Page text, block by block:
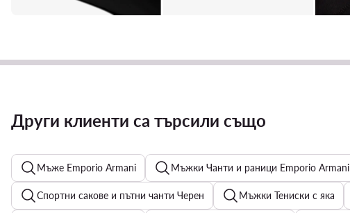
Други клиенти са търсили също
Мъже Emporio Armani Мъжки Чанти и раници Emporio Armani
Спортни сакове и пътни чанти Черен Мъжки Тениски с яка